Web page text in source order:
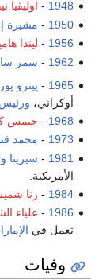
1948
- اوليڤيا
1950
- مشيرة
1956
- ليندا
1962
- سمر
1965
- پيترو
أوكراني، ورئيس
1968
- جيمس
1973
- محمد
1981
- سيرينا
الأمريكية.
1984
- رنا
1986
- علياء
تعمل في
وفيات